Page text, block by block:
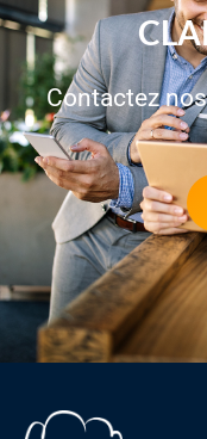
Contactez